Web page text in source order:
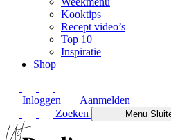
Kooktips
Recept video’s
Top 10
Inspiratie
Shop
Inloggen
Aanmelden
Zoeken
Menu